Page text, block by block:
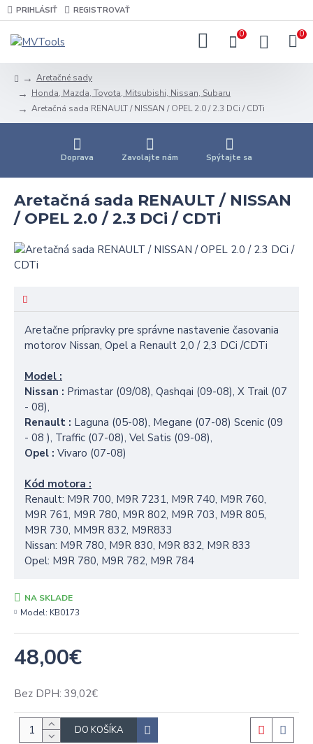
PRIHLÁSIŤ REGISTROVAŤ
0 0
Aretačné sady
Honda, Mazda, Toyota, Mitsubishi, Nissan, Subaru
Aretačná sada RENAULT / NISSAN / OPEL 2.0 / 2.3 DCi / CDTi
Doprava Zavolajte nám Spýtajte sa
Aretačná sada RENAULT / NISSAN
/ OPEL 2.0 / 2.3 DCi / CDTi
Aretačne prípravky pre správne nastavenie časovania
motorov Nissan, Opel a Renault 2,0 / 2,3 DCi /CDTi
Model :
Nissan : Primastar (09/08), Qashqai (09-08), X Trail (07
- 08),
Renault : Laguna (05-08), Megane (07-08) Scenic (09
- 08 ), Traffic (07-08), Vel Satis (09-08),
Opel : Vivaro (07-08)
Kód motora :
Renault: M9R 700, M9R 7231, M9R 740, M9R 760,
M9R 761, M9R 780, M9R 802, M9R 703, M9R 805,
M9R 730, MM9R 832, M9R833
Nissan: M9R 780, M9R 830, M9R 832, M9R 833
Opel: M9R 780, M9R 782, M9R 784
48,00€
Bez DPH: 39,02€
NA SKLADE
Model: KB0173
DO KOŠÍKA